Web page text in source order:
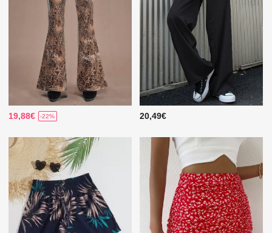
19,88€ -22% 20,49€